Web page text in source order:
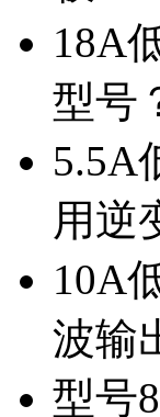
18A
型号
5.5A
用逆
10A
波输
型号